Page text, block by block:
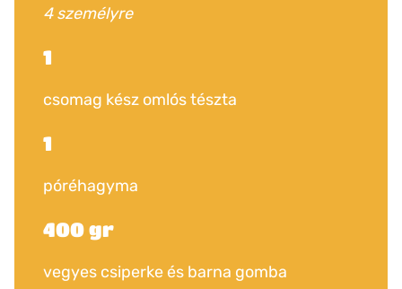
4 személyre
1
csomag kész omlós tészta
1
póréhagyma
400 gr
vegyes csiperke és barna gomba